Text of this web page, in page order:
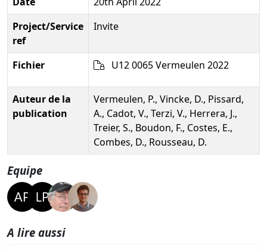
Project/Service
ref
Invite
Fichier U12 0065 Vermeulen 2022
Auteur de la
publication
Vermeulen, P., Vincke, D., Pissard,
A., Cadot, V., Terzi, V., Herrera, J.,
Treier, S., Boudon, F., Costes, E.,
Combes, D., Rousseau, D.
Equipe
A lire aussi